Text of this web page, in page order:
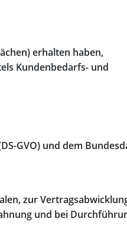
erhalten haben,
Kundenbedarfs- und
GVO) und dem
zur
und bei